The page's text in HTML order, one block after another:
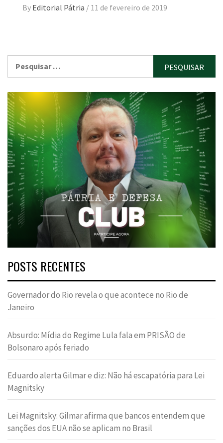
By Editorial Pátria / 11 de fevereiro de 2019
por:
POSTS RECENTES
Governador do Rio revela o que acontece no Rio de
Janeiro
Absurdo: Mídia do Regime Lula fala em PRISÃO de
Bolsonaro após feriado
Eduardo alerta Gilmar e diz: Não há escapatória para Lei
Magnitsky
Lei Magnitsky: Gilmar afirma que bancos entendem que
sanções dos EUA não se aplicam no Brasil